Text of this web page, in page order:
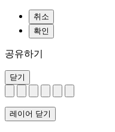
취소
확인
공유하기
닫기
레이어 닫기